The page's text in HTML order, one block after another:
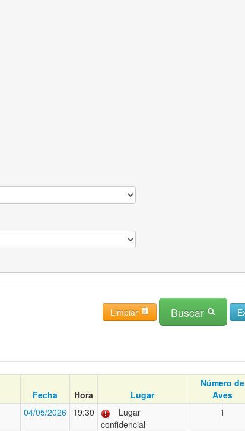
Limpiar Buscar
Fecha Hora Lugar
Número de
Aves
04/05/2026 19:30
Lugar
confidencial
1